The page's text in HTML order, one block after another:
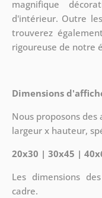
magnifique
d'intérieur. Outre
trouverez
rigoureuse de notre
Dimensions
Nous proposons
largeur x hauteur,
20x30 | 30x45 |
Les dimensions
cadre.